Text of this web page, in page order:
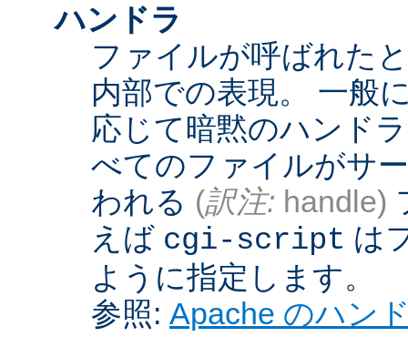
ハンドラ
ファイルが呼ばれた
内部での表現。 一般
応じて暗黙のハンド
べてのファイルがサ
われる (訳注: handle)
えば cgi-script は
ように指定します。
参照: Apache のハン